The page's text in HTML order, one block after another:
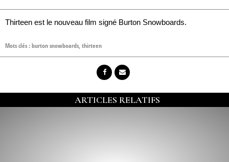
Thirteen est le nouveau film signé Burton Snowboards.
Mots clés :burton snowboards,thirteen
ARTICLES RELATIFS